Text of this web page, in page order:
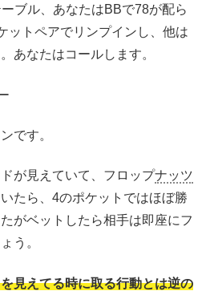
ブル、あなたはBBで78が配ら
ットペアでリンプインし、他は
あなたはコールします。
です。
が見えていて、フロップナッツ
たら、4のポケットではほぼ勝
がベットしたら相手は即座にフ
う。
見えてる時に取る行動とは逆の